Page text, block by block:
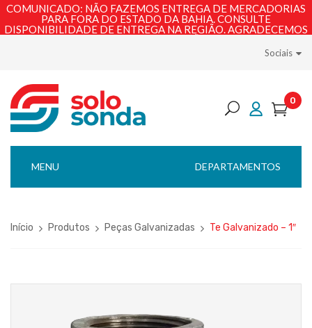
COMUNICADO: NÃO FAZEMOS ENTREGA DE MERCADORIAS
PARA FORA DO ESTADO DA BAHIA. CONSULTE
DISPONIBILIDADE DE ENTREGA NA REGIÃO. AGRADECEMOS
Sociais
0
DEPARTAMENTOS
MENU
Início Produtos Peças Galvanizadas Te Galvanizado – 1″